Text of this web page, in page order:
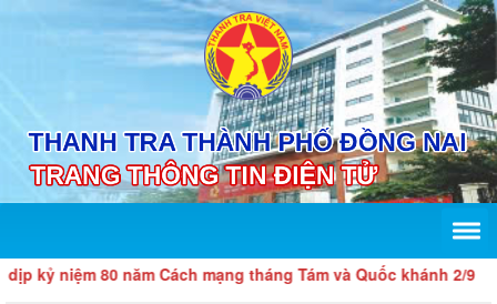
niệm 80 năm Cách mạng tháng Tám và Quốc khánh 2/9